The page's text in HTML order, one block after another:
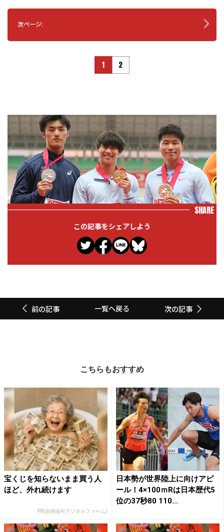
次ページ:
1 2
SHARE
この記事をシェアしよう
前の記事 一覧へ戻る 次の記事
こちらもおすすめ
宝くじを知らないまま買う人
ほど、外れ続けます
PR(合同会社デジタルファーム)
日本勢が世界陸上に向けアピ
ール！4×100ｍRは日本歴代5
位の37秒80 110...